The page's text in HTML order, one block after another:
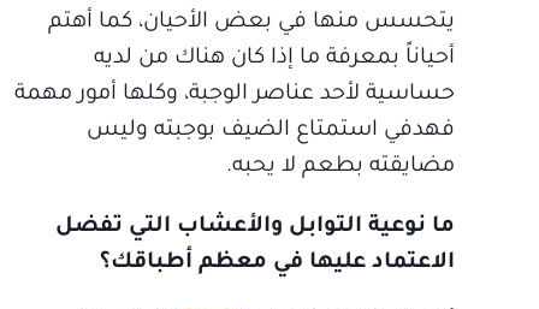
يتحسس منها في بعض الأحيان، كما أهتم
أحياناً بمعرفة ما إذا كان هناك من لديه
حساسية لأحد عناصر الوجبة، وكلها أمور مهمة
فهدفي استمتاع الضيف بوجبته وليس
مضايقته بطعم لا يحبه.
ما نوعية التوابل والأعشاب التي تفضل
الاعتماد عليها في معظم أطباقك؟